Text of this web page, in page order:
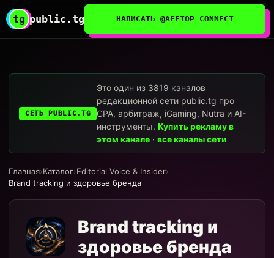
tg public.tg НАПИСАТЬ @AFFTOP_CONNECT
СЕТЬ PUBLIC.TG
Это один из 3819 каналов
редакционной сети public.tg про
CPA, арбитраж, iGaming, Nutra и AI-
инструменты.Купить рекламу в
этом канале ·все каналы сети
Главная›Каталог›Editorial Voice & Insider›
Brand tracking и здоровье бренда
Brand tracking и
здоровье бренда